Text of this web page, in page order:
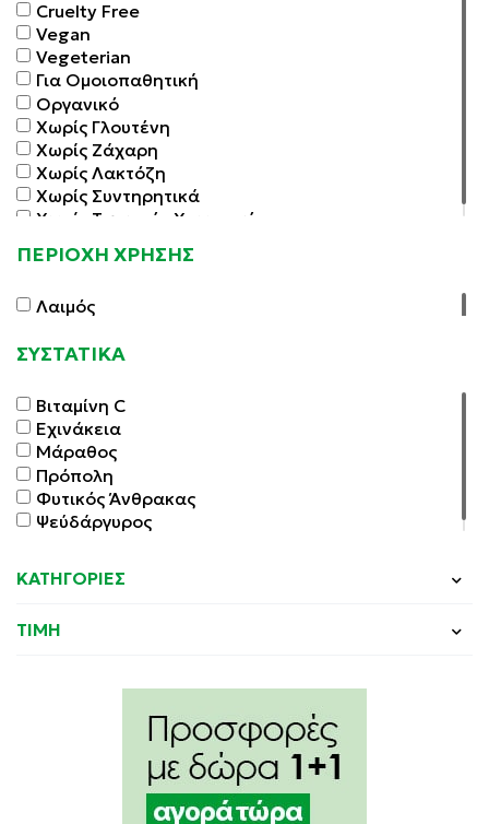
Cruelty Free
Vegan
Vegeterian
Για Ομοιοπαθητική
Οργανικό
Χωρίς Γλουτένη
Χωρίς Ζάχαρη
Χωρίς Λακτόζη
Χωρίς Συντηρητικά
Χωρίς Τεχνητές Χρωστικές
ΠΕΡΙΟΧΗ ΧΡΗΣΗΣ
Λαιμός
ΣΥΣΤΑΤΙΚΑ
Βιταμίνη C
Εχινάκεια
Μάραθος
Πρόπολη
Φυτικός Άνθρακας
Ψεύδάργυρος
ΚΑΤΗΓΟΡΙΕΣ
ΤΙΜΗ